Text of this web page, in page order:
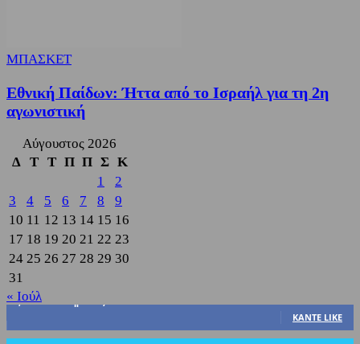
ΜΠΑΣΚΕΤ
Εθνική Παίδων: Ήττα από το Ισραήλ για τη 2η
αγωνιστική
Αύγουστος 2026
Δ
Τ Τ Π Π Σ Κ
1
2
3
4 5 6 7 8
9
10 11 12 13 14 15 16
17 18 19 20 21 22 23
24 25 26 27 28 29 30
31
« Ιούλ
3,822
ΚΆΝΤΕ LIKE